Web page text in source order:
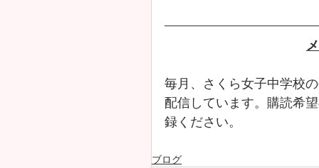
毎月、さくら女子中学校
配信しています。購読希
録ください。
ブログ